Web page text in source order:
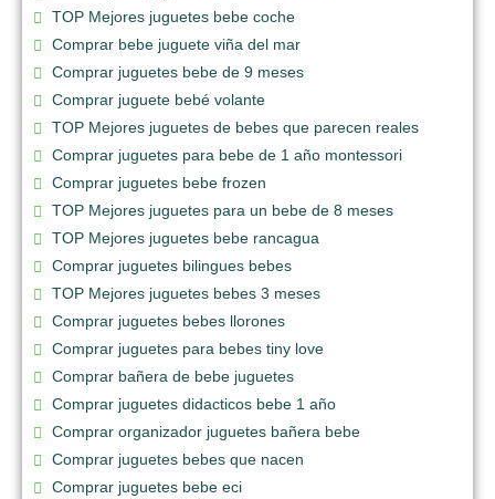
TOP Mejores juguetes bebe coche
Comprar bebe juguete viña del mar
Comprar juguetes bebe de 9 meses
Comprar juguete bebé volante
TOP Mejores juguetes de bebes que parecen reales
Comprar juguetes para bebe de 1 año montessori
Comprar juguetes bebe frozen
TOP Mejores juguetes para un bebe de 8 meses
TOP Mejores juguetes bebe rancagua
Comprar juguetes bilingues bebes
TOP Mejores juguetes bebes 3 meses
Comprar juguetes bebes llorones
Comprar juguetes para bebes tiny love
Comprar bañera de bebe juguetes
Comprar juguetes didacticos bebe 1 año
Comprar organizador juguetes bañera bebe
Comprar juguetes bebes que nacen
Comprar juguetes bebe eci